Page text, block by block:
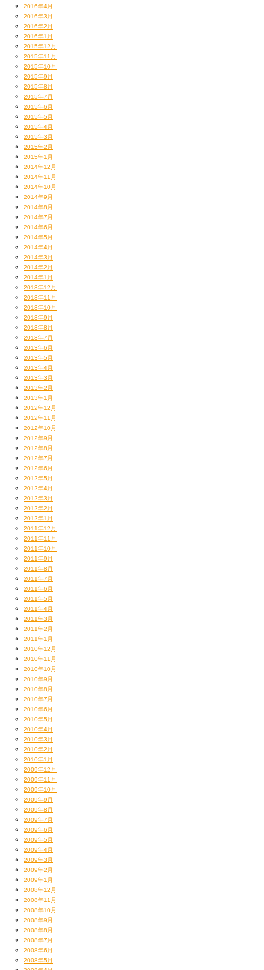
この日は山を降りませんでしたw
翌朝、桜島を正面に見据える露天風呂にて汗を流し
朝食会場へ。ブッフェ形式。
控えめにちょこちょこ取ってるから
なんかしょぼく見えるかもだけど
朝からまたしても
満漢全席並みに贅を尽くしたモーニング！
しかも一つ一つのお料理のレベルが
当たり前だけど
こんなん初めて食べました涙
一般のお客様方に混じって、フツーに隣のテーブルに
剣さんいたりするのウケますw
個人的には中央下の、さつま汁ってのが
ほっこりと美味しくて二日酔い気味のお腹に優しかった。
んでもさあ、ふと思ったんだけど
なんか朝から贅沢しすぎよね！
目の前で超一流の料理人さんが天ぷらでもオムレツでも
その場で作ってくれるんだけど
そんでそれらがまたメッチャ軽くて美味しいんだけども
最後に食べた真鯛潮茶漬け
これだけで即死レベルだもんね！
好吃！Buono！マシッソヨー！
飽食の時代に生まれて…
なーんて
己で己を戒めた。いやーそれにしても
すんげえ朝食であった。。。
空港でスウィートポテトお土産に買って
おうちに帰りました。
なんか食べ物の話ばっかになってしまったのですが
この件に関してはまた追ってインフォが出ると思うので
その日を震えて待て。
そしてさっきも言ったのだが
不肖わたくしMummy-D
ついにインスタを始めたのだった。
正直ブログとどうバランスを取っていけばいいかわからぬ。
一応タイムリーなのはインスタで
LIVEレポートなんかはじっくりブログで
2016年4月
2016年3月
2016年2月
2016年1月
2015年12月
2015年11月
2015年10月
2015年9月
2015年8月
2015年7月
2015年6月
2015年5月
2015年4月
2015年3月
2015年2月
2015年1月
2014年12月
2014年11月
2014年10月
2014年9月
2014年8月
2014年7月
2014年6月
2014年5月
2014年4月
2014年3月
2014年2月
2014年1月
2013年12月
2013年11月
2013年10月
2013年9月
2013年8月
2013年7月
2013年6月
2013年5月
2013年4月
2013年3月
2013年2月
2013年1月
2012年12月
2012年11月
2012年10月
2012年9月
2012年8月
2012年7月
2012年6月
2012年5月
2012年4月
2012年3月
2012年2月
2012年1月
2011年12月
2011年11月
2011年10月
2011年9月
2011年8月
2011年7月
2011年6月
2011年5月
2011年4月
2011年3月
2011年2月
2011年1月
2010年12月
2010年11月
2010年10月
2010年9月
2010年8月
2010年7月
2010年6月
2010年5月
2010年4月
2010年3月
2010年2月
2010年1月
2009年12月
2009年11月
2009年10月
2009年9月
2009年8月
2009年7月
2009年6月
2009年5月
2009年4月
2009年3月
2009年2月
2009年1月
2008年12月
2008年11月
2008年10月
2008年9月
2008年8月
2008年7月
2008年6月
2008年5月